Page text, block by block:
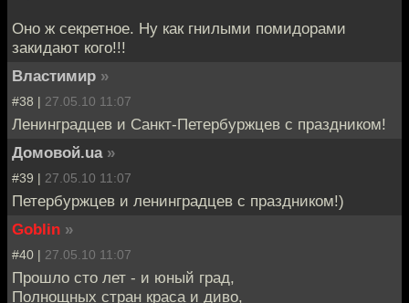
Оно ж секретное. Ну как гнилыми помидорами
закидают кого!!!
Властимир »
#38 | 27.05.10 11:07
Ленинградцев и Санкт-Петербуржцев с праздником!
Домовой.ua »
#39 | 27.05.10 11:07
Петербуржцев и ленинградцев с праздником!)
Goblin »
#40 | 27.05.10 11:07
Прошло сто лет - и юный град,
Полнощных стран краса и диво,